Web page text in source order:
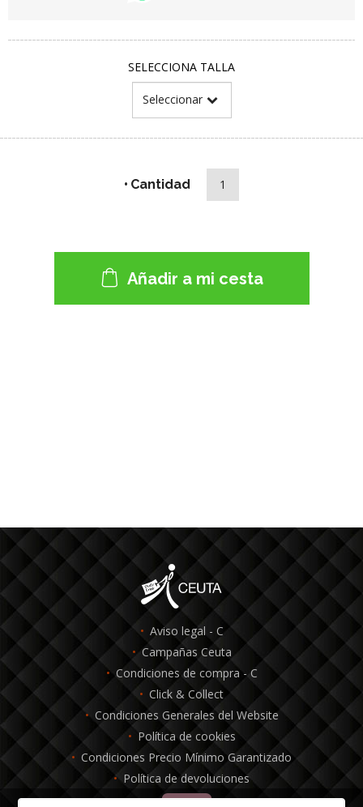
SELECCIONA TALLA
Cantidad
Añadir a mi cesta
Aviso legal - C
Campañas Ceuta
Condiciones de compra - C
Click & Collect
Condiciones Generales del Website
Política de cookies
Condiciones Precio Mínimo Garantizado
Política de devoluciones